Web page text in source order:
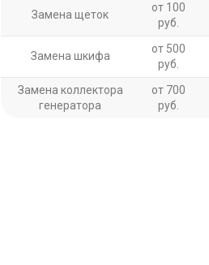
Замена щеток
от 100
руб.
Замена шкифа
от 500
руб.
Замена коллектора
генератора
от 700
руб.